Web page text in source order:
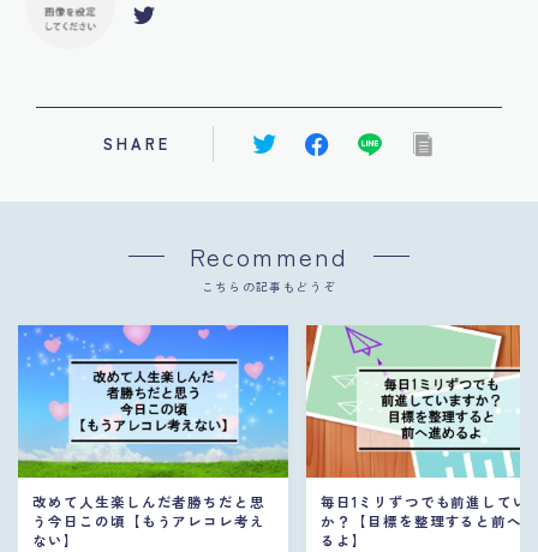
SHARE
Recommend
こちらの記事もどうぞ
改めて人生楽しんだ者勝ちだと思
う今日この頃【もうアレコレ考え
ない】
毎日1ミリずつでも前進してい
か？【目標を整理すると前へ
るよ】